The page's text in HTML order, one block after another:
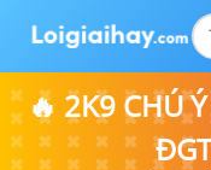
🔥 2K9 CHÚ